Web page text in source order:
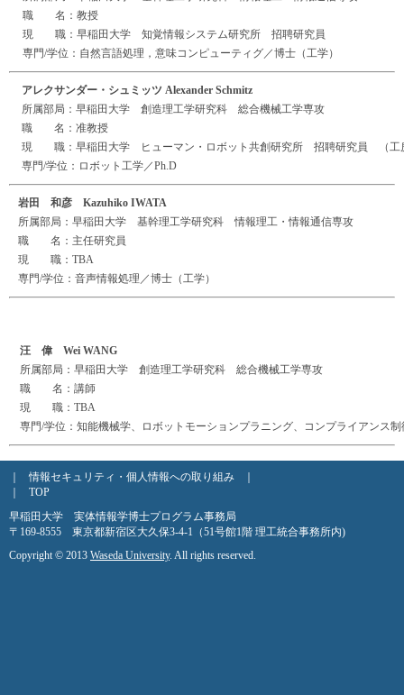
職 名：教授
現 職：早稲田大学 知覚情報システム研究所 招聘研究員
専門/学位：自然言語処理，意味コンピューティグ／博士（工学）
アレクサンダー・シュミッツ Alexander Schmitz
所属部局：早稲田大学 創造理工学研究科 総合機械工学専攻
職 名：准教授
現 職：早稲田大学 ヒューマン・ロボット共創研究所 招聘研究員 （工
専門/学位：ロボット工学／Ph.D
岩田 和彦 Kazuhiko IWATA
所属部局：早稲田大学 基幹理工学研究科 情報理工・情報通信専攻
職 名：主任研究員
現 職：TBA
専門/学位：音声情報処理／博士（工学）
汪 偉 Wei WANG
所属部局：早稲田大学 創造理工学研究科 総合機械工学専攻
職 名：講師
現 職：TBA
専門/学位：知能機械学、ロボットモーションプラニング、コンプライアンス
情報セキュリティ・個人情報への取り組み
TOP
早稲田大学 実体情報学博士プログラム事務局
〒169-8555 東京都新宿区大久保3-4-1（51号館1階 理工統合事務所内)
Copyright © 2013 Waseda University. All rights reserved.